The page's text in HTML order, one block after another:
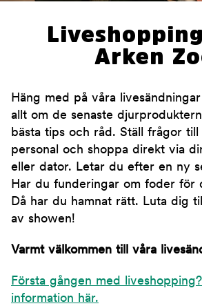
Arken
Häng med på våra
allt om de senaste
bästa tips och råd. Ställ frågor till
personal och shoppa direkt via
eller dator. Letar du efter en ny
Har du funderingar om foder för
Då har du hamnat rätt. Luta dig
av showen!
Varmt välkommen till våra
Första gången med
information här.